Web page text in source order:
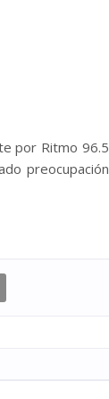
por Ritmo 96.5
preocupación